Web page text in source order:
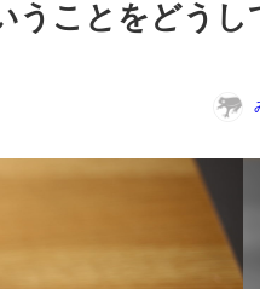
うことをどうし